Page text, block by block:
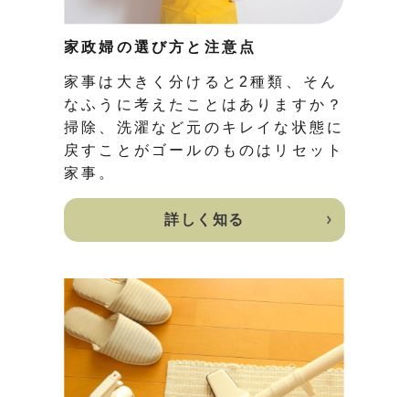
家政婦の選び方と注意点
家事は大きく分けると2種類、そん
なふうに考えたことはありますか？
掃除、洗濯など元のキレイな状態に
戻すことがゴールのものはリセット
家事。
詳しく知る